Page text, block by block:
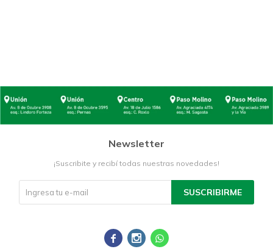
Newsletter
¡Suscribite y recibí todas nuestras novedades!
SUSCRIBIRME
  